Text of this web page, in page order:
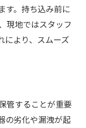
す。持ち込み前に
現地ではスタッフ
により、スムーズ
管することが重要
の劣化や漏洩が起